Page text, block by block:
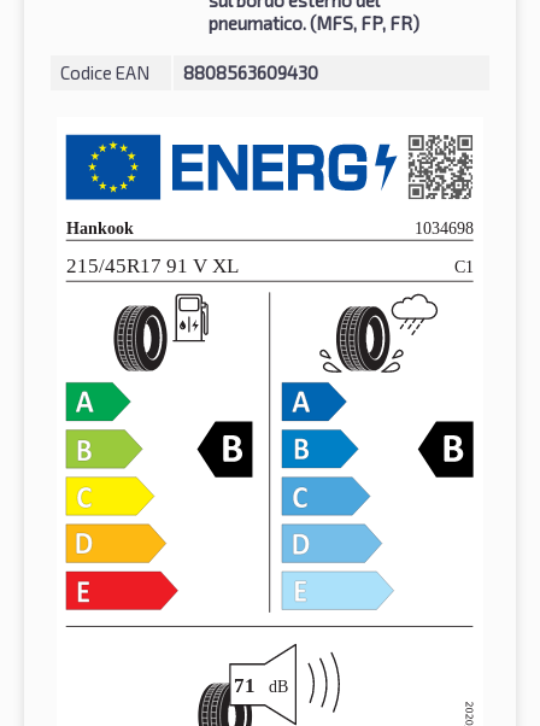
pneumatico. (MFS, FP, FR)
Codice EAN 8808563609430